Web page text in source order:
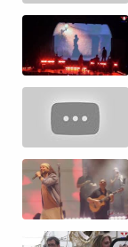
Peñas
La palra
Modo oscuro